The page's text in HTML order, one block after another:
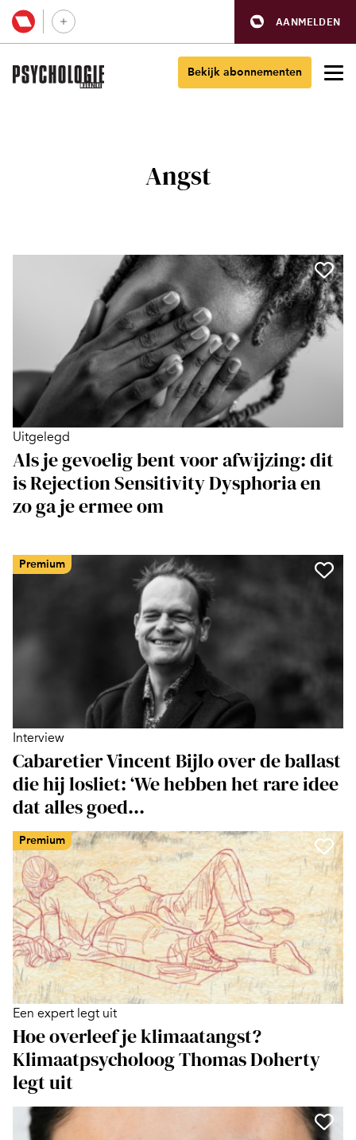
AANMELDEN
Bekijk abonnementen
Angst
Uitgelegd
Als je gevoelig bent voor afwijzing: dit
is Rejection Sensitivity Dysphoria en
zo ga je ermee om
Premium
Interview
Cabaretier Vincent Bijlo over de ballast
die hij losliet: ‘We hebben het rare idee
dat alles goed...
Premium
Een expert legt uit
Hoe overleef je klimaatangst?
Klimaatpsycholoog Thomas Doherty
legt uit